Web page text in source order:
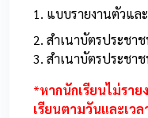
1. แบบรายงานตัวแล
2. สำเนาบัตรประชา
3. สำเนาบัตรประชา
*หากนักเรียนไม่รา
เรียนตามวันและเว